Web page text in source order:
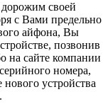
своей
с Вами предельно
айфона, Вы
позвонив
на сайте компании
номера,
устройства